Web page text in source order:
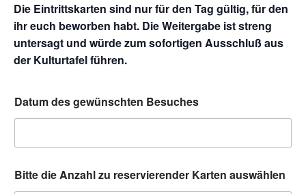
Die Eintrittskarten sind nur für den Tag gültig, für den
ihr euch beworben habt. Die Weitergabe ist streng
untersagt und würde zum sofortigen Ausschluß aus
der Kulturtafel führen.
Datum des gewünschten Besuches
Bitte die Anzahl zu reservierender Karten auswählen